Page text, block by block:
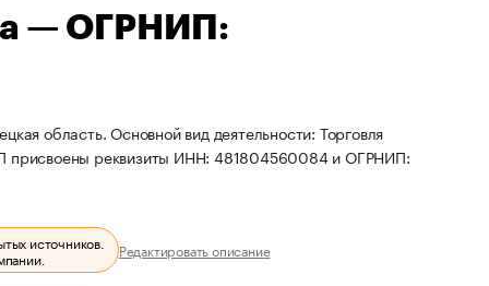
— ОГРНИП:
область. Основной вид деятельности: Торговля
присвоены реквизиты ИНН: 481804560084 и ОГРНИП:
источников.
Редактировать описание